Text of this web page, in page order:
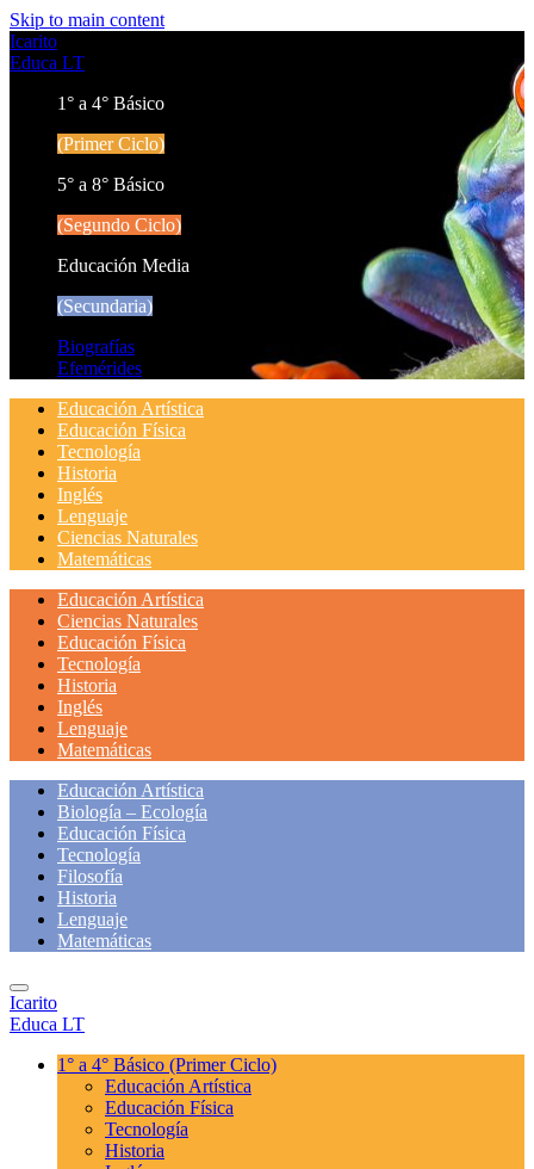
Skip to main content
Icarito
Educa LT
1° a 4° Básico
(Primer Ciclo)
5° a 8° Básico
(Segundo Ciclo)
Educación Media
(Secundaria)
Biografías
Efemérides
Educación Artística
Educación Física
Tecnología
Historia
Inglés
Lenguaje
Ciencias Naturales
Matemáticas
Educación Artística
Ciencias Naturales
Educación Física
Tecnología
Historia
Inglés
Lenguaje
Matemáticas
Educación Artística
Biología – Ecología
Educación Física
Tecnología
Filosofía
Historia
Lenguaje
Matemáticas
Icarito
Educa LT
1° a 4° Básico (Primer Ciclo)
Educación Artística
Educación Física
Tecnología
Historia